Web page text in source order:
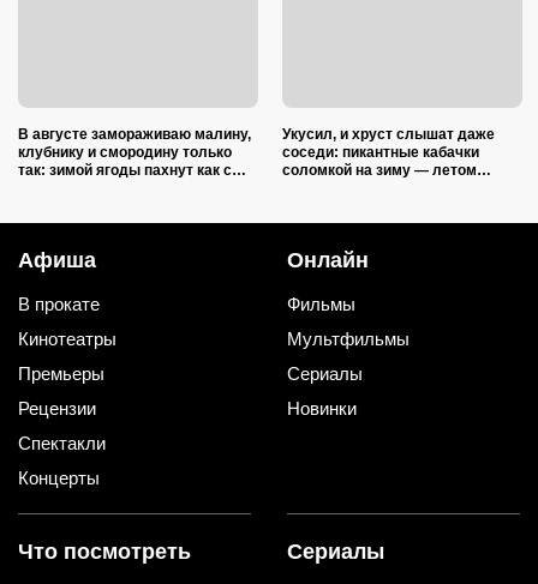
В августе замораживаю малину,
клубнику и смородину только
так: зимой ягоды пахнут как с
Укусил, и хруст слышат даже
соседи: пикантные кабачки
соломкой на зиму — летом
Афиша
В прокате
Кинотеатры
Премьеры
Рецензии
Спектакли
Концерты
Онлайн
Фильмы
Мультфильмы
Сериалы
Новинки
Что посмотреть Сериалы